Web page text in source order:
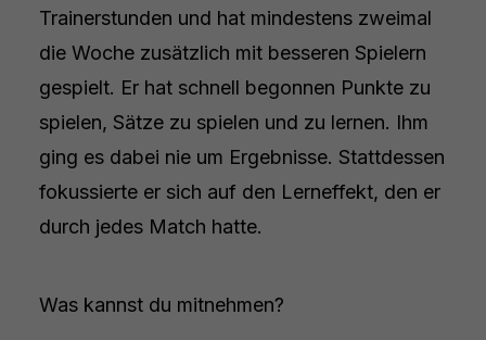
Trainerstunden und hat mindestens zweimal
die Woche zusätzlich mit besseren Spielern
gespielt. Er hat schnell begonnen Punkte zu
spielen, Sätze zu spielen und zu lernen. Ihm
ging es dabei nie um Ergebnisse. Stattdessen
fokussierte er sich auf den Lerneffekt, den er
durch jedes Match hatte.
Was kannst du mitnehmen?